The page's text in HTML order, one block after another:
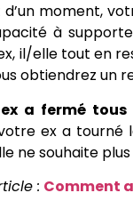
d’un moment,
à
il/elle tout en
obtiendrez un
a fermé
ex a tourné
ne souhaite
: Comment